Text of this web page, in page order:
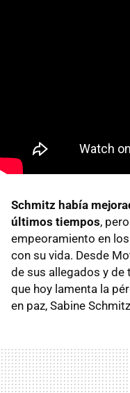
Schmitz había
últimos tiempos,
empeoramiento en
con su vida. Desde
de sus allegados y
que hoy lamenta la
en paz, Sabine